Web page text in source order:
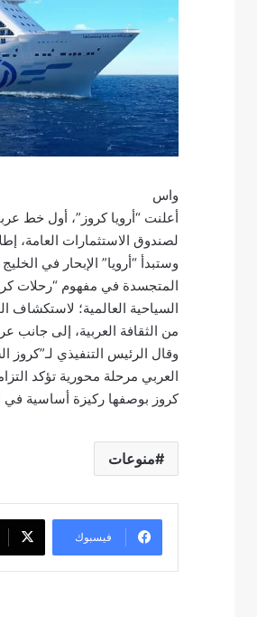
واس
أعلنت “أرويا كروز”، أول خط
لصندوق الاستثمارات العامة،
المتجسدة في مفهوم “رحلات
السياحية العالمية؛
من الثقافة العربية، إلى جانب
وقال الرئيس التنفيذي
العربي مرحلة محورية تؤكد
كروز بوصفها ركيزة أساسية في
منوعات
فيسبوك